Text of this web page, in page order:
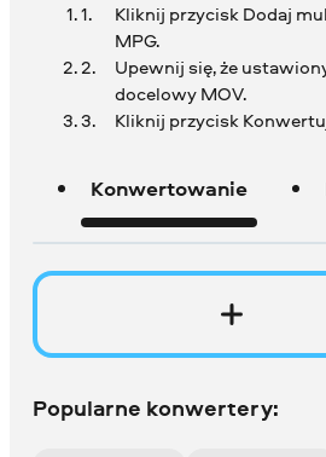
Kliknij przycisk Dodaj
MPG.
Upewnij się, że
docelowy MOV.
Kliknij przycisk
Konwertowanie
Popularne konwertery: